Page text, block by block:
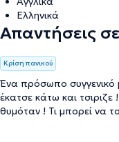
Ελληνικά
Απαντήσεις
Κρίση πανικού
Ένα πρόσωπο συγγενικό
έκατσε κάτω και
θυμόταν ! Τι μπορεί να